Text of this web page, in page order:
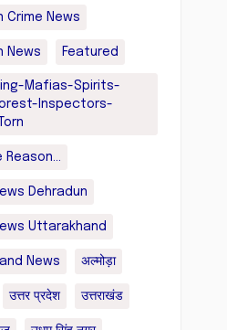
Crime News
News Featured
Mafias-Spirits-
Inspectors-
Reason...
Dehradun
Uttarakhand
News अल्मोड़ा
उत्तर प्रदेश उत्तराखंड